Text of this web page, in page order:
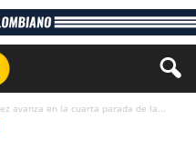
avanza en la cuarta parada de la...